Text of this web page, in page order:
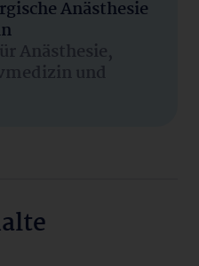
Anästhesie
Anästhesie,
und